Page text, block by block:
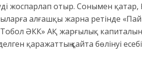
жоспарлап отыр. Сонымен
алғашқы жарна ретінде
ӘКК» АҚ жарғылық
қаражаттың қайта бөлінуі